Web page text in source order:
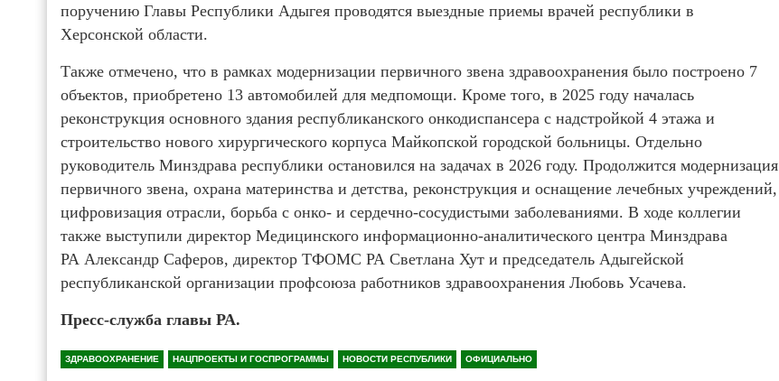
поручению Главы Республики Адыгея проводятся выездные приемы врачей республики в
Херсонской области.
Также отмечено, что в рамках модернизации первичного звена здравоохранения было построено 7
объектов, приобретено 13 автомобилей для медпомощи. Кроме того, в 2025 году началась
реконструкция основного здания республиканского онкодиспансера с надстройкой 4 этажа и
строительство нового хирургического корпуса Майкопской городской больницы. Отдельно
руководитель Минздрава республики остановился на задачах в 2026 году. Продолжится модернизация
первичного звена, охрана материнства и детства, реконструкция и оснащение лечебных учреждений,
цифровизация отрасли, борьба с онко- и сердечно-сосудистыми заболеваниями. В ходе коллегии
также выступили директор Медицинского информационно-аналитического центра Минздрава
РА Александр Саферов, директор ТФОМС РА Светлана Хут и председатель Адыгейской
республиканской организации профсоюза работников здравоохранения Любовь Усачева.
Пресс-служба главы РА.
ЗДРАВООХРАНЕНИЕ НАЦПРОЕКТЫ И ГОСПРОГРАММЫ НОВОСТИ РЕСПУБЛИКИ ОФИЦИАЛЬНО